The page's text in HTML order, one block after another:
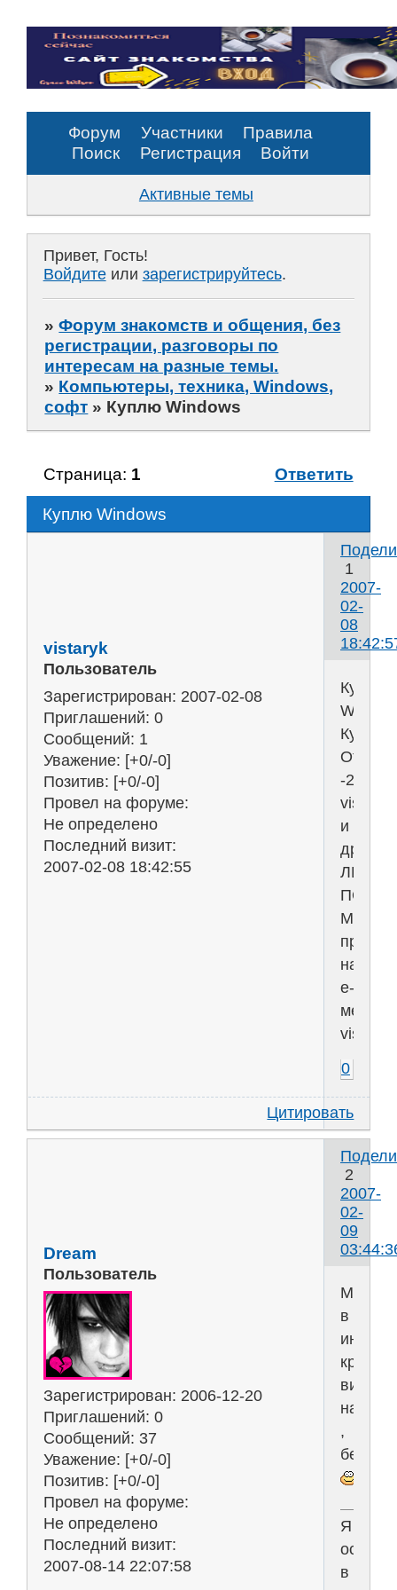
Форум Участники
Правила
Поиск
Регистрация Войти
Активные темы
Привет, Гость!
Войдитеили зарегистрируйтесь.
»Форум знакомств и общения, без
регистрации, разговоры по
интересам на разные темы.
» Компьютеры, техника, Windows,
софт » Куплю Windows
Куплю Windows
Страница: 1 Ответить
1
2007-
02-
08
vistaryk
Пользователь
Зарегистрирован: 2007-02-08
Приглашений: 0
Сообщений: 1
Уважение: [+0/-0]
Позитив: [+0/-0]
Провел на форуме:
Не определено
Последний визит:
2007-02-08 18:42:55
Куплю
Куплю
Office
-2003/
и
другое
ПО
на
е-
мейл
0
Цитировать
2
2007-
02-
09
Dream
Пользователь
Зарегистрирован: 2006-12-20
Приглашений: 0
Сообщений: 37
Уважение: [+0/-0]
Позитив: [+0/-0]
Провел на форуме:
Не определено
Последний визит:
2007-08-14 22:07:58
Можно
в
инете
винду
найти
,
Я
в